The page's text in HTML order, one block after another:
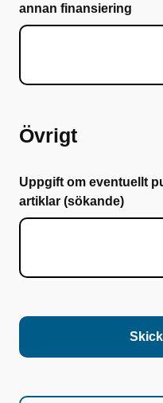
annan finansiering
Övrigt
Uppgift om eventuellt
artiklar (sökande)